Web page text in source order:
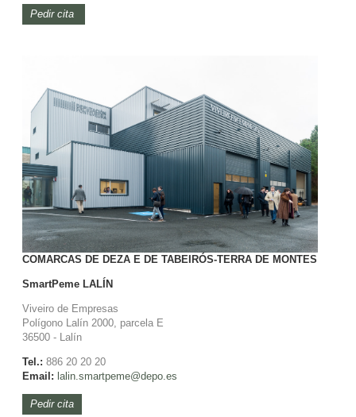
Pedir cita
COMARCAS DE DEZA E DE TABEIRÓS-TERRA DE MONTES
SmartPeme LALÍN
Viveiro de Empresas
Polígono Lalín 2000, parcela E
36500 - Lalín
Tel.: 886 20 20 20
Email: lalin.smartpeme@depo.es
Pedir cita